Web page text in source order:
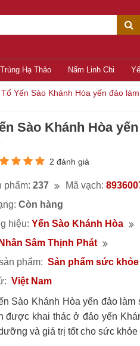
Hạ Thảo Nấm Linh Chi
Tổ Yến Sào Khánh Hòa yến đảo
Sào Khánh Hòa
2 đánh giá
phẩm: 237 Mã vạch:
Còn hàng
hiệu: Yến Sào Khánh Hòa
Nhân Sâm Thịnh Phát
phẩm: Sản phẩm sức khỏe
Việt Nam
Sào Khánh Hòa yến đảo làm
được khai thác ở đảo yến
và giá trị tốt cho sức